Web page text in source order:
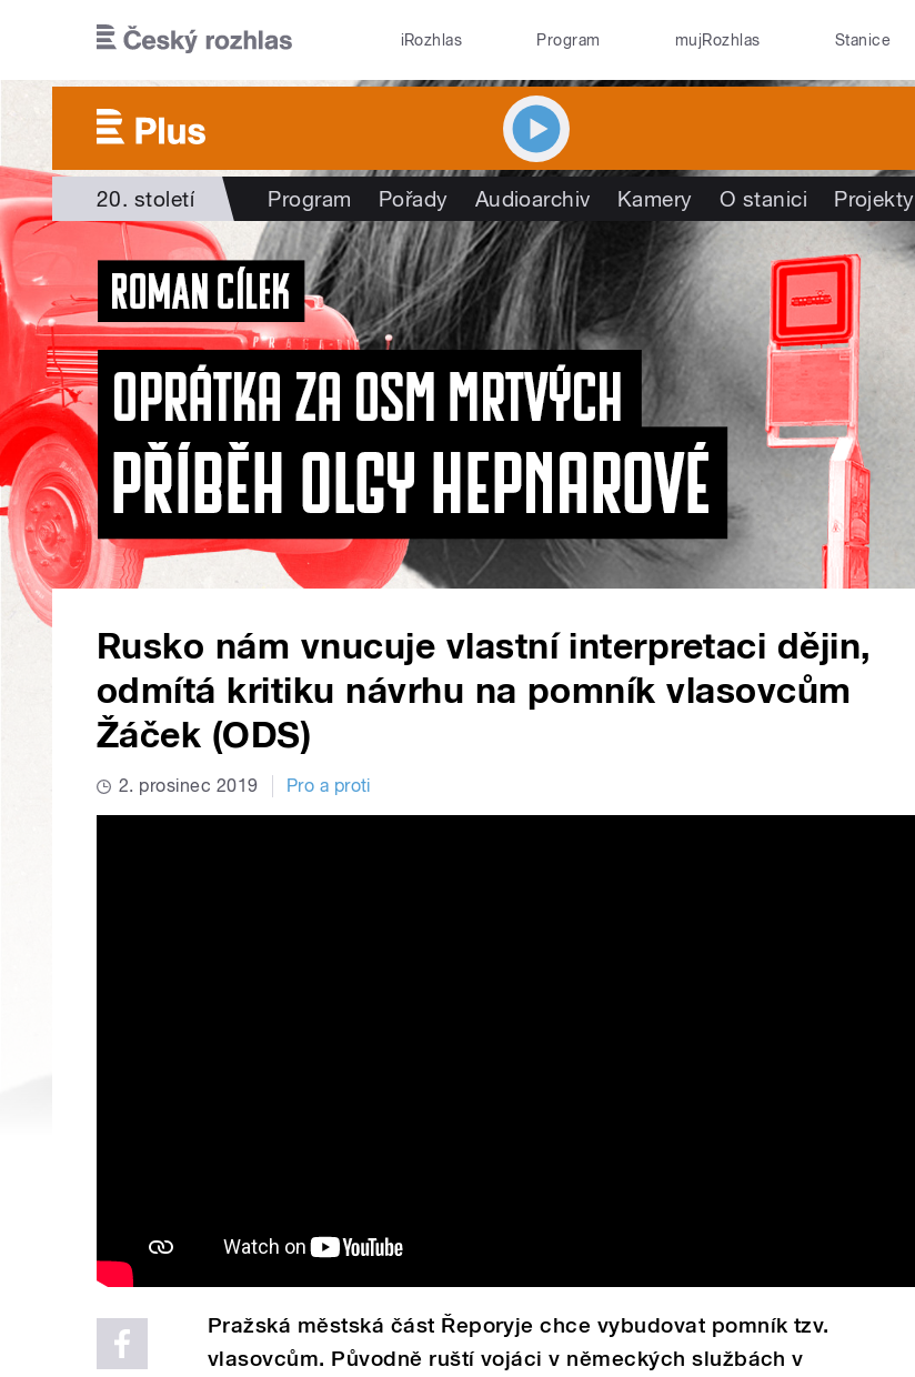
iRozhlas Program mujRozhlas Stanice
20. století Program Pořady Audioarchiv Kamery O stanici Projekty
Rusko nám vnucuje vlastní interpretaci dějin,
odmítá kritiku návrhu na pomník vlasovcům
Žáček (ODS)
2. prosinec 2019 Pro a proti
Pražská městská část Řeporyje chce vybudovat pomník tzv.
vlasovcům. Původně ruští vojáci v německých službách v